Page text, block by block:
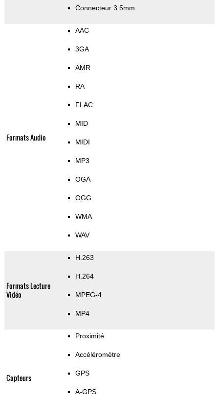
Connecteur 3.5mm
Formats Audio
AAC
3GA
AMR
RA
FLAC
MID
MIDI
MP3
OGA
OGG
WMA
WAV
Formats Lecture
Vidéo
H.263
H.264
MPEG-4
MP4
Capteurs
Proximité
Accéléromètre
GPS
A-GPS